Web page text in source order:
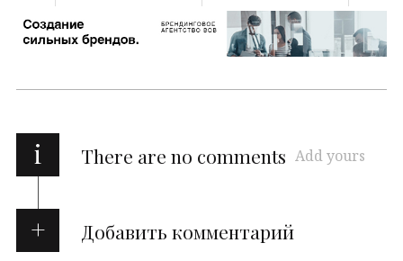
i There are no comments Add yours
Добавить комментарий